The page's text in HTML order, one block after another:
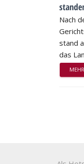
Nach
stand
das
MEHR